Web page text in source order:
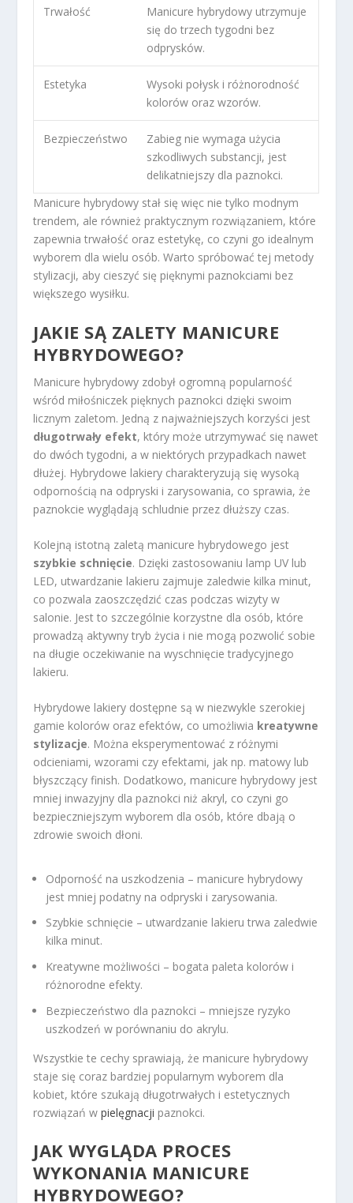
Trwałość
Manicure hybrydowy utrzymuje
się do trzech tygodni bez
odprysków.
Estetyka
Wysoki połysk i różnorodność
kolorów oraz wzorów.
Bezpieczeństwo
Zabieg nie wymaga użycia
szkodliwych substancji, jest
delikatniejszy dla paznokci.
Manicure hybrydowy stał się więc nie tylko modnym
trendem, ale również praktycznym rozwiązaniem, które
zapewnia trwałość oraz estetykę, co czyni go idealnym
wyborem dla wielu osób. Warto spróbować tej metody
stylizacji, aby cieszyć się pięknymi paznokciami bez
większego wysiłku.
JAKIE SĄ ZALETY MANICURE
HYBRYDOWEGO?
Manicure hybrydowy zdobył ogromną popularność
wśród miłośniczek pięknych paznokci dzięki swoim
licznym zaletom. Jedną z najważniejszych korzyści jest
długotrwały efekt, który może utrzymywać się nawet
do dwóch tygodni, a w niektórych przypadkach nawet
dłużej. Hybrydowe lakiery charakteryzują się wysoką
odpornością na odpryski i zarysowania, co sprawia, że
paznokcie wyglądają schludnie przez dłuższy czas.
Kolejną istotną zaletą manicure hybrydowego jest
szybkie schnięcie. Dzięki zastosowaniu lamp UV lub
LED, utwardzanie lakieru zajmuje zaledwie kilka minut,
co pozwala zaoszczędzić czas podczas wizyty w
salonie. Jest to szczególnie korzystne dla osób, które
prowadzą aktywny tryb życia i nie mogą pozwolić sobie
na długie oczekiwanie na wyschnięcie tradycyjnego
lakieru.
Hybrydowe lakiery dostępne są w niezwykle szerokiej
gamie kolorów oraz efektów, co umożliwia kreatywne
stylizacje. Można eksperymentować z różnymi
odcieniami, wzorami czy efektami, jak np. matowy lub
błyszczący finish. Dodatkowo, manicure hybrydowy jest
mniej inwazyjny dla paznokci niż akryl, co czyni go
bezpieczniejszym wyborem dla osób, które dbają o
zdrowie swoich dłoni.
Odporność na uszkodzenia – manicure hybrydowy
jest mniej podatny na odpryski i zarysowania.
Szybkie schnięcie – utwardzanie lakieru trwa zaledwie
kilka minut.
Kreatywne możliwości – bogata paleta kolorów i
różnorodne efekty.
Bezpieczeństwo dla paznokci – mniejsze ryzyko
uszkodzeń w porównaniu do akrylu.
Wszystkie te cechy sprawiają, że manicure hybrydowy
staje się coraz bardziej popularnym wyborem dla
kobiet, które szukają długotrwałych i estetycznych
rozwiązań wpielęgnacji paznokci.
JAK WYGLĄDA PROCES
WYKONANIA MANICURE
HYBRYDOWEGO?